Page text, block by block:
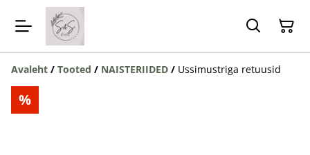
Avaleht / Tooted / NAISTERIIDED / Ussimustriga retuusid
%